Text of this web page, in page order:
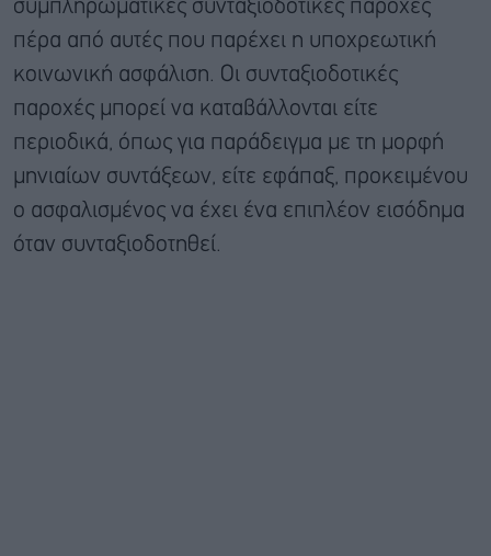
συμπληρωματικές συνταξιοδοτικές παροχές
πέρα από αυτές που παρέχει η υποχρεωτική
κοινωνική ασφάλιση. Οι συνταξιοδοτικές
παροχές μπορεί να καταβάλλονται είτε
περιοδικά, όπως για παράδειγμα με τη μορφή
μηνιαίων συντάξεων, είτε εφάπαξ, προκειμένου
ο ασφαλισμένος να έχει ένα επιπλέον εισόδημα
όταν συνταξιοδοτηθεί.